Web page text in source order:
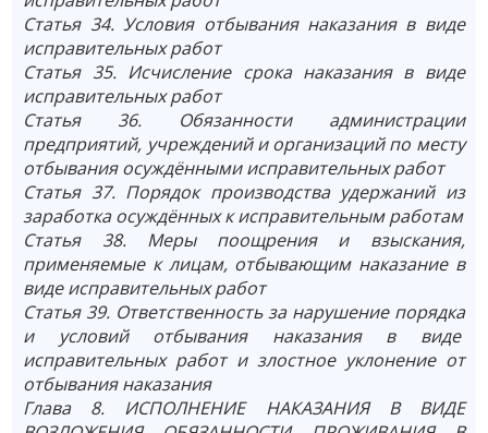
Статья 34. Условия отбывания наказания в виде
исправительных работ
Статья 35. Исчисление срока наказания в виде
исправительных работ
Статья 36. Обязанности администрации
предприятий, учреждений и организаций по месту
отбывания осуждёнными исправительных работ
Статья 37. Порядок производства удержаний из
заработка осуждённых к исправительным работам
Статья 38. Меры поощрения и взыскания,
применяемые к лицам, отбывающим наказание в
виде исправительных работ
Статья 39. Ответственность за нарушение порядка
и условий отбывания наказания в виде
исправительных работ и злостное уклонение от
отбывания наказания
Глава 8. ИСПОЛНЕНИЕ НАКАЗАНИЯ В ВИДЕ